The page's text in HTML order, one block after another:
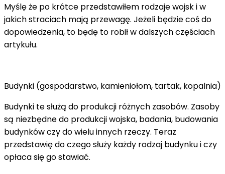
Myślę że po krótce przedstawiłem rodzaje wojsk i w
jakich straciach mają przewagę. Jeżeli będzie coś do
dopowiedzenia, to będę to robił w dalszych częściach
artykułu.
Budynki (gospodarstwo, kamieniołom, tartak, kopalnia)
Budynki te służą do produkcji różnych zasobów. Zasoby
są niezbędne do produkcji wojska, badania, budowania
budynków czy do wielu innych rzeczy. Teraz
przedstawię do czego służy każdy rodzaj budynku i czy
opłaca się go stawiać.